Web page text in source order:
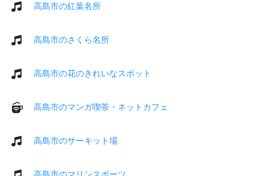
高島市の紅葉名所
高島市のさくら名所
高島市の花のきれいなスポット
高島市のマンガ喫茶・ネットカフェ
高島市のサーキット場